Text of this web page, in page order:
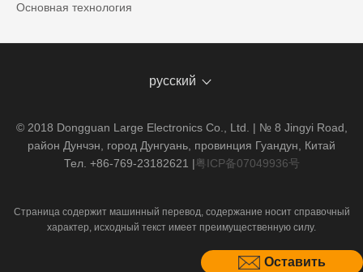
Оставить
Основная технология
русский
© 2018 Dongguan Large Electronics Co., Ltd. | № 8 Jingyi Road,
район Дунчэн, город Дунгуань, провинция Гуандун, Китай
Тел. +86-769-23182621 |粤ICP备07049936号
Страница содержит машинный перевод, содержание носит справочный
характер, исходный текст имеет преимущественную силу.